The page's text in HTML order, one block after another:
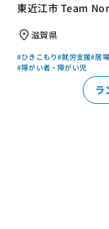
東近江市 Team
滋賀県
#ひきこもり#就労支援#居
#障がい者・障がい児
ラ